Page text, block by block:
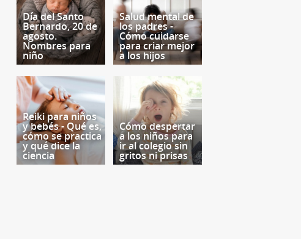
Día del Santo
Bernardo, 20 de
agosto.
Nombres para
niño
Salud mental de
los padres -
Cómo cuidarse
para criar mejor
a los hijos
Reiki para niños
y bebés - Qué es,
cómo se practica
y qué dice la
ciencia
Cómo despertar
a los niños para
ir al colegio sin
gritos ni prisas